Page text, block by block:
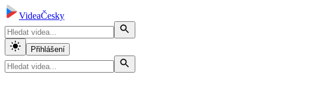
VideaČesky
Přihlášení